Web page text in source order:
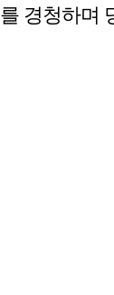
경청하며